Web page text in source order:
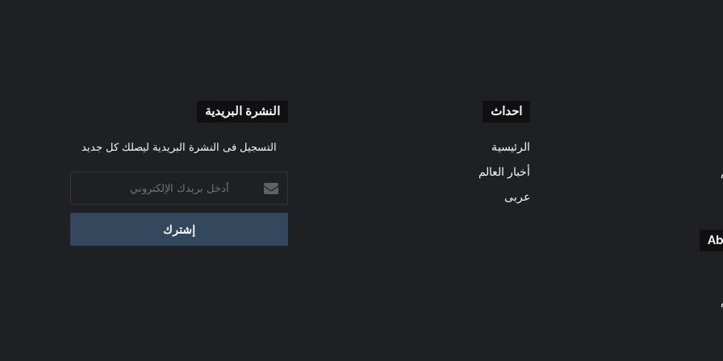
احداث
الرئيسية
أخبار العالم
عربى
النشرة البريدية
التسجيل فى النشرة البريدية ليصلك كل جديد
بريدك
الإلكتروني